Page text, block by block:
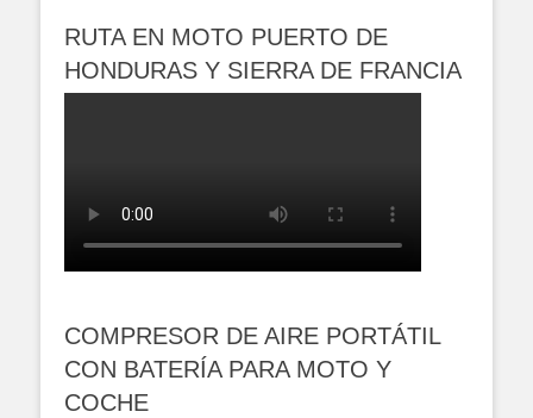
RUTA EN MOTO PUERTO DE
HONDURAS Y SIERRA DE FRANCIA
COMPRESOR DE AIRE PORTÁTIL
CON BATERÍA PARA MOTO Y
COCHE